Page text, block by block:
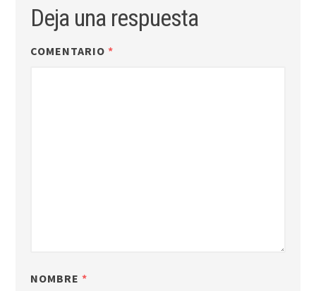
Deja una respuesta
COMENTARIO *
NOMBRE *